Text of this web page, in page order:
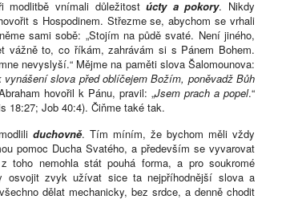
vnímali důležitostúcty a pokory. Nikdy
s Hospodinem. Střezme se, abychom se vrhali
sami sobě: „Stojím na půdě svaté. Není jiného,
vážně to, co říkám, zahrávám si s Pánem Bohem.
nevyslyší.“ Mějme na paměti slova Šalomounova:
slova před oblíčejem Božím, poněvadž Bůh
hovořil k Pánu, pravil: „Jsem prach a popel.“
18:27; Job 40:4). Čiňme také tak.
duchovně. Tím míním, že bychom měli vždy
pomoc Ducha Svatého, a především se vyvarovat
toho nemohla stát pouhá forma, a pro soukromé
osvojit zvyk užívat sice ta nejpříhodnější slova a
dělat mechanicky, bez srdce, a denně chodit